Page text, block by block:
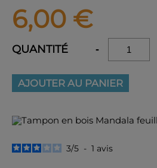
3/5 - 1 avis
6,00 €
QUANTITÉ -
AJOUTER AU PANIER